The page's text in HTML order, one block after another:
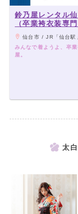
鈴乃屋レンタル
（卒業袴衣装専門
仙台市 / JR「仙台駅
みんなで着ようよ、卒
屋。
太